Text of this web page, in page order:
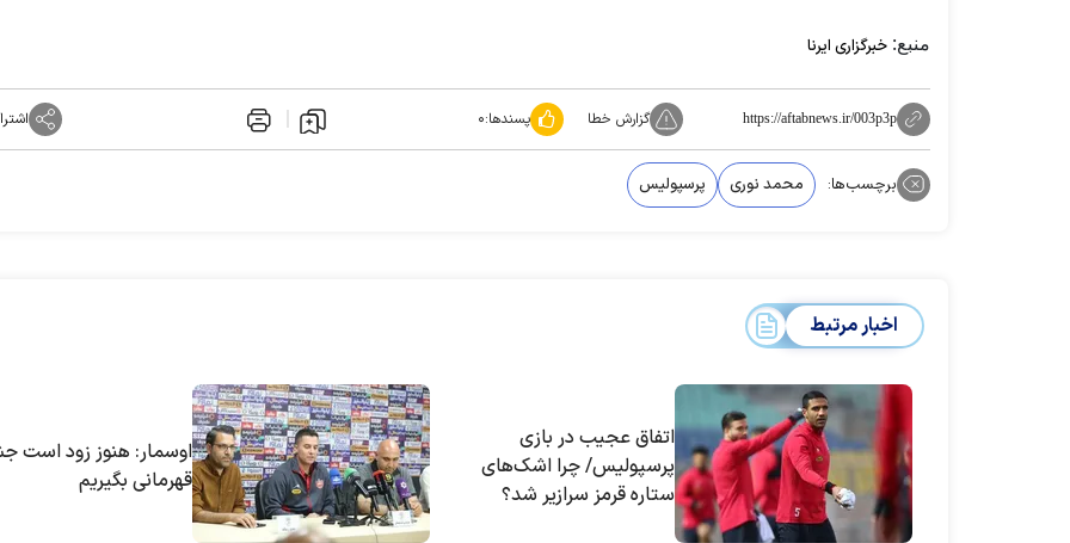
منبع: خبرگزاری ایرنا
https://aftabnews.ir/003p3p گزارش خطا پسندها:۰
برچسب‌ها: محمد نوری پرسپولیس
اخبار مرتبط
اتفاق عجیب در بازی
پرسپولیس/ چرا اشک‌های
ستاره قرمز سرازیر شد؟
اوسمار: هنوز زود است
قهرمانی بگیریم